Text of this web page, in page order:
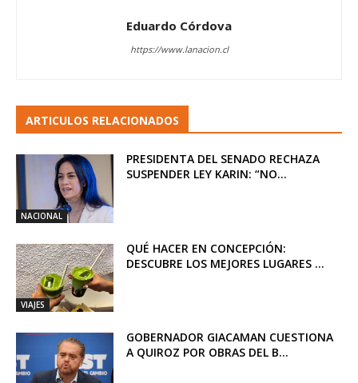
Eduardo Córdova
https://www.lanacion.cl
ARTICULOS RELACIONADOS
NACIONAL
PRESIDENTA DEL SENADO RECHAZA
SUSPENDER LEY KARIN: “NO...
VIAJES
QUÉ HACER EN CONCEPCIÓN:
DESCUBRE LOS MEJORES LUGARES ...
GOBERNADOR GIACAMAN CUESTIONA
A QUIROZ POR OBRAS DEL B...